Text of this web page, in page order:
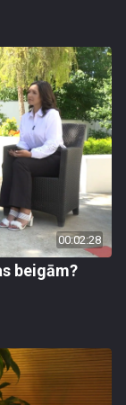
00:02:28
beigām?